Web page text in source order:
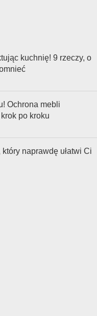
kuchnię! 9 rzeczy, o
Ochrona mebli
po kroku
naprawdę ułatwi Ci